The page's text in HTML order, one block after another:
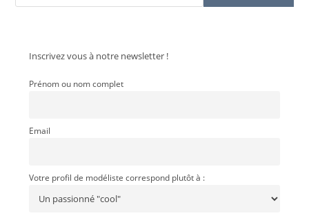
Inscrivez vous à notre newsletter !
Prénom ou nom complet
Email
Votre profil de modéliste correspond plutôt à :